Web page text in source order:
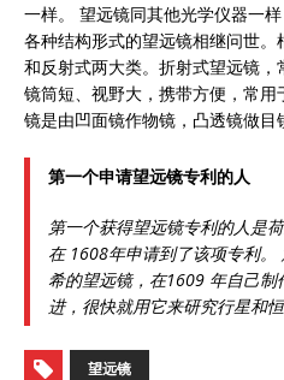
一样。 望远镜同其他光学仪器一
各种结构形式的望远镜相继问世
和反射式两大类。折射式望远镜
镜筒短、视野大，携带方便，常
镜是由凹面镜作物镜，凸透镜做目
第一个申请望远镜专利的人
第一个获得望远镜专利的人是
在 1608年申请到了该项专利
希的望远镜，在1609 年自己
进，很快就用它来研究行星和恒
望远镜